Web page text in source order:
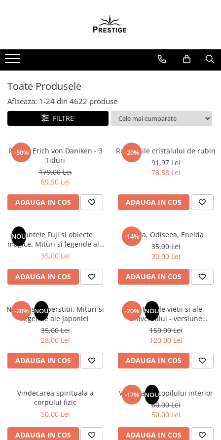
Noutati
Promotii
Spiritualitate - Ezoterism
AngelConnection
Arte Divinatorii
Chiromantie
Dezvoltare Spirituala
KidConnection
Minte Corp
New Illuminati Files
Numerologie
Paranormal
Parapsihologie
Ramtha
Audiobook
ReConnect
Religie
Crestinism
ScienceConnection
SelfConnect
Vindecare Spirituala
Sanatate
Gastronomik
Toate Produsele
Afiseaza: 1-24 din 4622 produse
FILTRE
-50%
Pachet Erich von Daniken - 3
Titluri
179,00 Lei
89,50 Lei
ADAUGA IN COS
-20%
Revelatiile cristalului de rubin
91,97 Lei
73,58 Lei
ADAUGA IN COS
NOUMuntele Fuji si obiecte
magice. Mituri si legende ale
Japoniei
35,00 Lei
ADAUGA IN COS
-14%
Iliada, Odiseea, Eneida
35,00 Lei
30,00 Lei
ADAUGA IN COS
-20% NOU
Natura si superstitii. Mituri si
legende ale Japoniei
35,00 Lei
28,00 Lei
ADAUGA IN COS
-20% NOU
Din tainele vietii si ale
Universului - versiune
originala din 1939. Volumele I-
III. Cutie de colectie -Scarlat
Demetrescu
150,00 Lei
120,00 Lei
ADAUGA IN COS
Vindecarea spirituala a
corpului fizic
50,00 Lei
ADAUGA IN COS
-17% NOU
Vindecarea copilului interior
60,00 Lei
50,00 Lei
ADAUGA IN COS